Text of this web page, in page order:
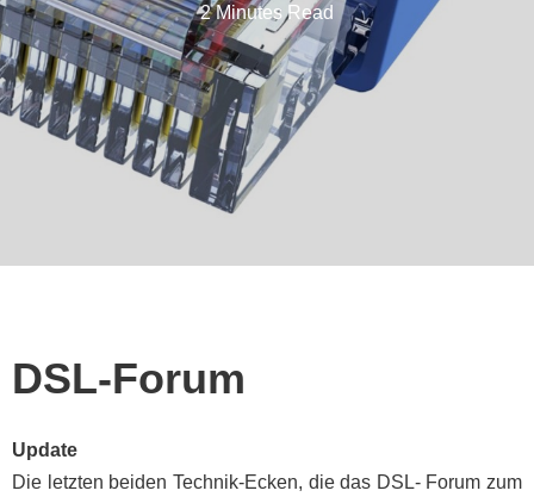
2 Minutes Read
DSL-Forum
Update
Die letzten beiden Technik-Ecken, die das DSL- Forum zum